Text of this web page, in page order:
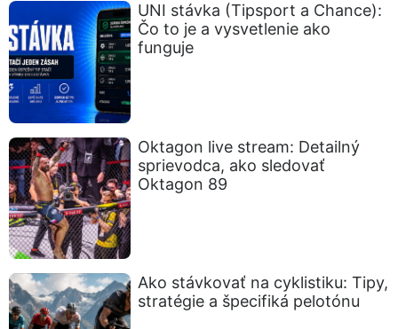
UNI stávka (Tipsport a Chance):
Čo to je a vysvetlenie ako
funguje
Oktagon live stream: Detailný
sprievodca, ako sledovať
Oktagon 89
Ako stávkovať na cyklistiku: Tipy,
stratégie a špecifiká pelotónu